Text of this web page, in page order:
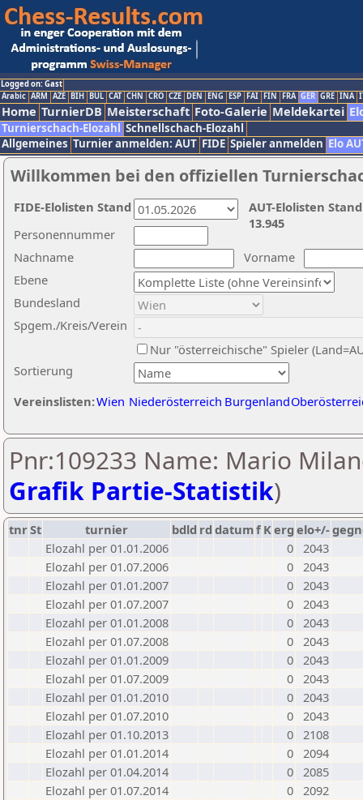
Logged on: Gast
Arabic ARM AZE BIH BUL CAT CHN CRO CZE DEN ENG ESP FAI FIN FRA GER GRE INA
Home TurnierDB Meisterschaft Foto-Galerie Meldekartei
Turnierschach-Elozahl Schnellschach-Elozahl
Allgemeines Turnier anmelden: AUT FIDE Spieler anmelden Elo
Willkommen bei den offiziellen
Nachname
Vorname
Ebene
Sortierung
Personennummer
Bundesland
Spgem./Kreis/Verein
Nur "österreichische" Spieler
Vereinslisten:Wien Niederösterreich Burgenland
AUT-Elolisten
13.945
FIDE-Elolisten Stand
Pnr:109233 Name: Mario
Grafik Partie-Statistik)
tnrSt turnier bdld rd datumf Kerg elo+/-
Elozahl per 01.01.2006
0 2043
Elozahl per 01.07.2006
0 2043
Elozahl per 01.01.2007
0 2043
Elozahl per 01.07.2007
0 2043
Elozahl per 01.01.2008
0 2043
Elozahl per 01.07.2008
0 2043
Elozahl per 01.01.2009
0 2043
Elozahl per 01.07.2009
0 2043
Elozahl per 01.01.2010
0 2043
Elozahl per 01.07.2010
0 2043
Elozahl per 01.10.2013
0 2108
Elozahl per 01.01.2014
0 2094
Elozahl per 01.04.2014
0 2085
Elozahl per 01.07.2014
0 2092